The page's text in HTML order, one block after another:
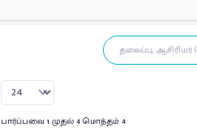
பார்ப்பவை 1 முதல் 4 மொத்தம் 4